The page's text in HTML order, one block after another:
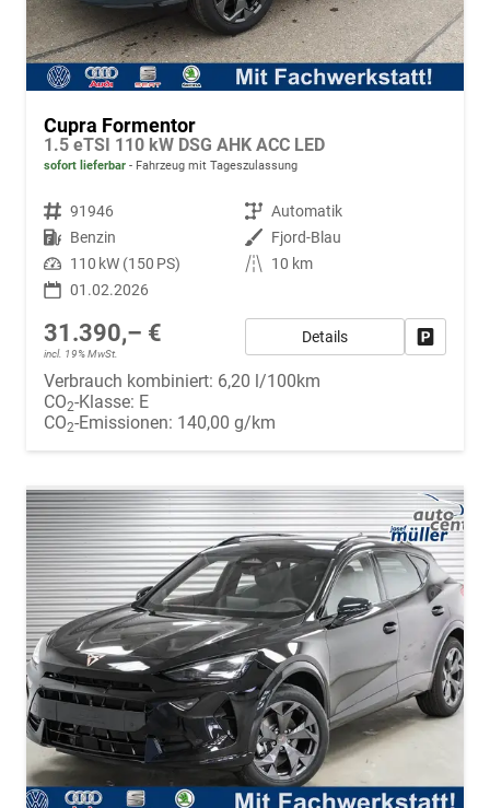
Cupra Formentor
1.5 eTSI 110 kW DSG AHK ACC LED
sofort lieferbar Fahrzeug mit Tageszulassung
Fahrzeugnr. 91946 Getriebe Automatik
Kraftstoff Benzin Außenfarbe Fjord-Blau
Leistung 110 kW (150 PS) Kilometerstand
10 km
01.02.2026
31.390,– €
incl. 19% MwSt.
Details
Verbrauch kombiniert: 6,20 l/100km
CO2-Klasse: E
CO2-Emissionen: 140,00 g/km